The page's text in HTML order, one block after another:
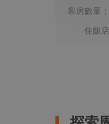
客房數量：
住飯